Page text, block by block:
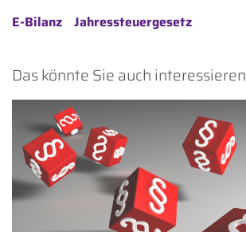
E-Bilanz Jahressteuergesetz
Das könnte Sie auch interessieren